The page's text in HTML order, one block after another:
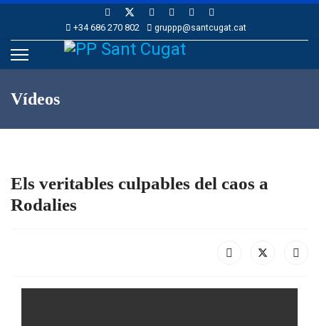
+34 686 270 802 gruppp@santcugat.cat
Vídeos
Els veritables culpables del caos a
Rodalies